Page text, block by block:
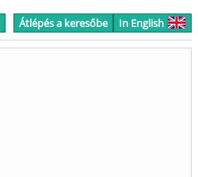
Átlépés a keresőbe In English